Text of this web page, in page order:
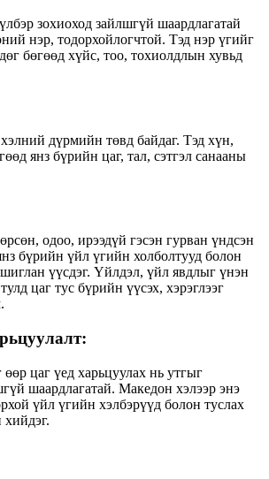
зохиоход зайлшгүй шаардлагатай
нэр, тодорхойлогчтой. Тэд нэр үгийг
бөгөөд хүйс, тоо, тохиолдлын хувьд
дүрмийн төвд байдаг. Тэд хүн,
янз бүрийн цаг, тал, сэтгэл санааны
одоо, ирээдүй гэсэн гурван үндсэн
бүрийн үйл үгийн холболтууд болон
үүсдэг. Үйлдэл, үйл явдлыг үнэн
цаг тус бүрийн үүсэх, хэрэглээг
цаг үед харьцуулах нь утгыг
шаардлагатай. Македон хэлээр энэ
үйл үгийн хэлбэрүүд болон туслах